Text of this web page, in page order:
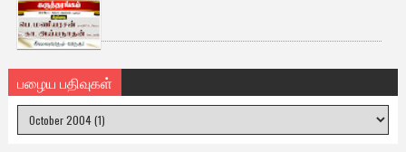
பழைய பதிவுகள்